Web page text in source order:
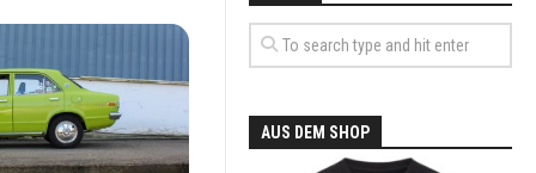
2012
2014
FUHRPARK
–
DE
AUS DEM SHOP